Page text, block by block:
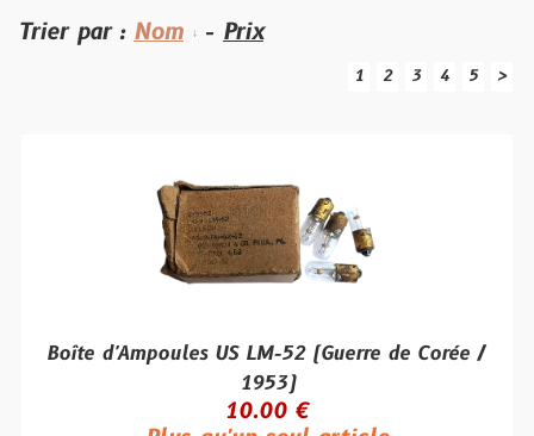
Trier par : Nom - Prix
1 2 3 4 5 >
Boîte d'Ampoules US LM-52 (Guerre de Corée /
1953)
10.00 €